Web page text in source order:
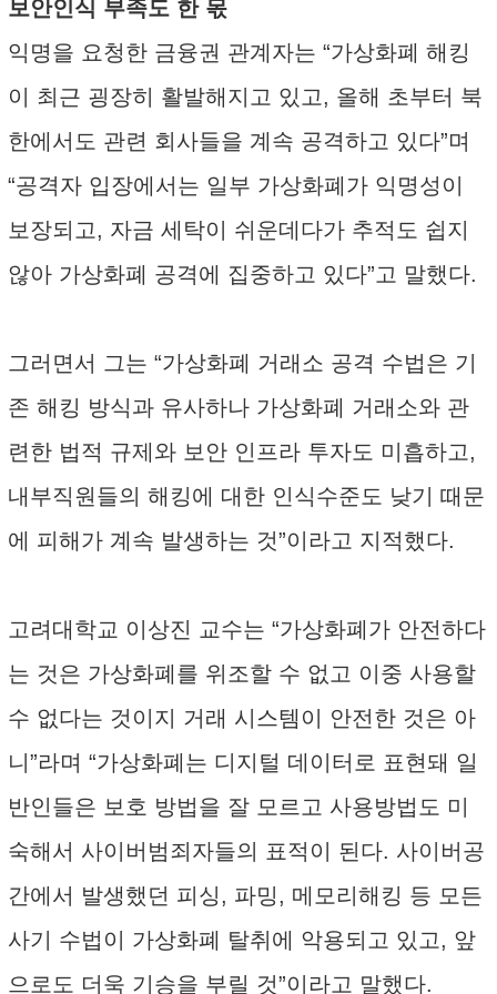
보안인식 부족도 한 몫
익명을 요청한 금융권 관계자는 “가상화폐 해킹
이 최근 굉장히 활발해지고 있고, 올해 초부터 북
한에서도 관련 회사들을 계속 공격하고 있다”며
“공격자 입장에서는 일부 가상화폐가 익명성이
보장되고, 자금 세탁이 쉬운데다가 추적도 쉽지
않아 가상화폐 공격에 집중하고 있다”고 말했다.
그러면서 그는 “가상화폐 거래소 공격 수법은 기
존 해킹 방식과 유사하나 가상화폐 거래소와 관
련한 법적 규제와 보안 인프라 투자도 미흡하고,
내부직원들의 해킹에 대한 인식수준도 낮기 때문
에 피해가 계속 발생하는 것”이라고 지적했다.
고려대학교 이상진 교수는 “가상화폐가 안전하다
는 것은 가상화폐를 위조할 수 없고 이중 사용할
수 없다는 것이지 거래 시스템이 안전한 것은 아
니”라며 “가상화폐는 디지털 데이터로 표현돼 일
반인들은 보호 방법을 잘 모르고 사용방법도 미
숙해서 사이버범죄자들의 표적이 된다. 사이버공
간에서 발생했던 피싱, 파밍, 메모리해킹 등 모든
사기 수법이 가상화폐 탈취에 악용되고 있고, 앞
으로도 더욱 기승을 부릴 것”이라고 말했다.